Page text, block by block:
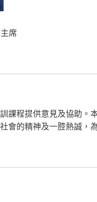
席
課程提供意見及協助。
會的精神及一腔熱誠，